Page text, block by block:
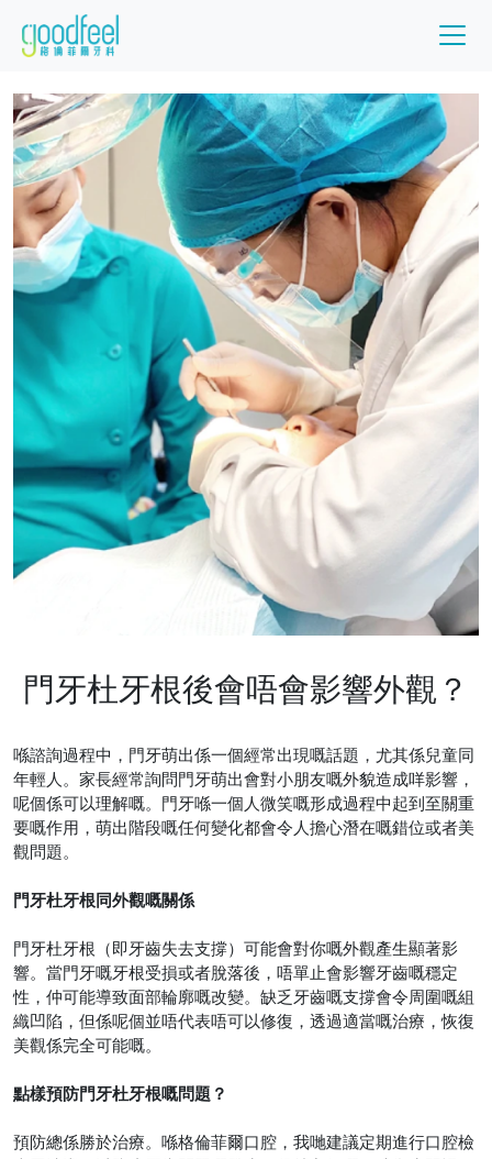
門牙杜牙根後會唔會影響外觀？
喺諮詢過程中，門牙萌出係一個經常出現嘅話題，尤其係兒童同
年輕人。家長經常詢問門牙萌出會對小朋友嘅外貌造成咩影響，
呢個係可以理解嘅。門牙喺一個人微笑嘅形成過程中起到至關重
要嘅作用，萌出階段嘅任何變化都會令人擔心潛在嘅錯位或者美
觀問題。
門牙杜牙根同外觀嘅關係
門牙杜牙根（即牙齒失去支撐）可能會對你嘅外觀產生顯著影
響。當門牙嘅牙根受損或者脫落後，唔單止會影響牙齒嘅穩定
性，仲可能導致面部輪廓嘅改變。缺乏牙齒嘅支撐會令周圍嘅組
織凹陷 ， 但係呢個並唔代表唔可以修復，透過適當嘅治療，恢復
美觀係完全可能嘅。
點樣預防門牙杜牙根嘅問題？
預防總係勝於治療。喺格倫菲爾口腔，我哋建議定期進行口腔檢